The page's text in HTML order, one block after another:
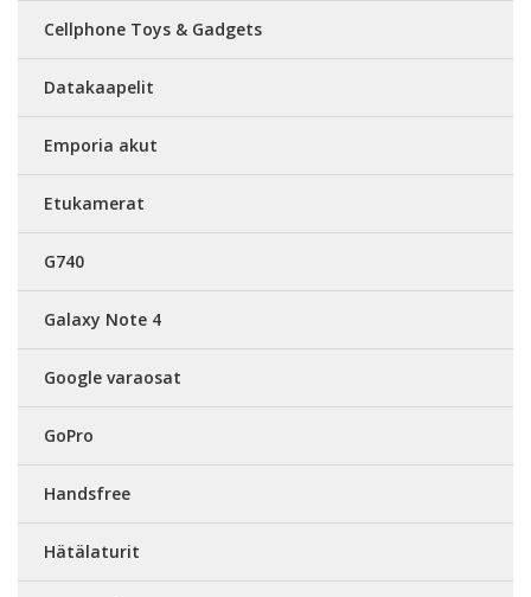
Cellphone Toys & Gadgets
Datakaapelit
Emporia akut
Etukamerat
G740
Galaxy Note 4
Google varaosat
GoPro
Handsfree
Hätälaturit